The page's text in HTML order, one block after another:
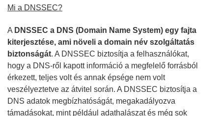
Mi a DNSSEC?
A DNSSEC a DNS (Domain Name System) egy fajta
kiterjesztése, ami növeli a domain név szolgáltatás
biztonságát. A DNSSEC biztosítja a felhasználókat,
hogy a DNS-ről kapott információ a megfelelő forrásból
érkezett, teljes volt és annak épsége nem volt
veszélyeztetve az átvitel során. A DNSSEC biztosítja a
DNS adatok megbízhatóságát, megakadályozva
támadásokat, mint például adathalászat és még sok